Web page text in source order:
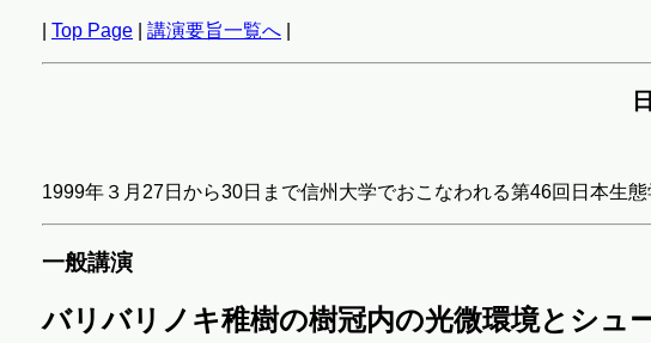
Top Page 講演要旨一覧へ
1999年３月27日から30日まで信州大学でおこなわれる第46回日本生
一般講演
バリバリノキ稚樹の樹冠内の光微環境とシュ